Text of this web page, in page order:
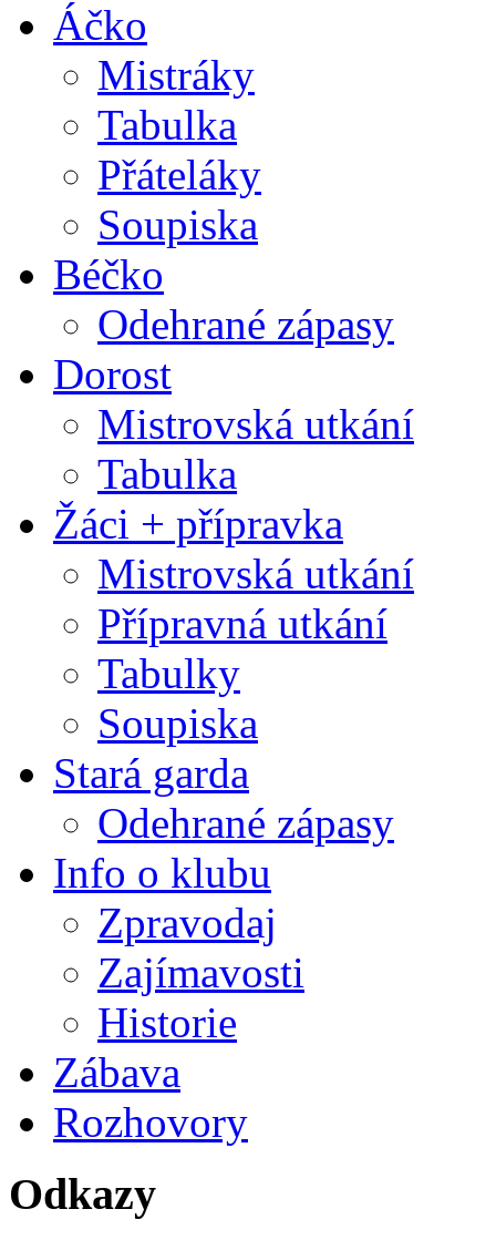
Áčko
Mistráky
Tabulka
Přáteláky
Soupiska
Béčko
Odehrané zápasy
Dorost
Mistrovská utkání
Tabulka
Žáci + přípravka
Mistrovská utkání
Přípravná utkání
Tabulky
Soupiska
Stará garda
Odehrané zápasy
Info o klubu
Zpravodaj
Zajímavosti
Historie
Zábava
Rozhovory
Odkazy